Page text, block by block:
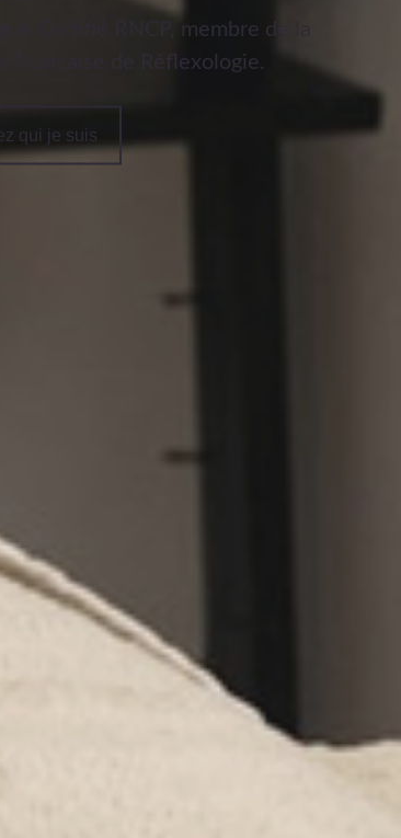
Certifié RNCP, membre de la
Française de Réflexologie.
qui je suis